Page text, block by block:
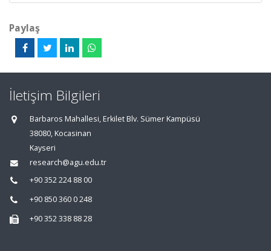
Paylaş
İletişim Bilgileri
Barbaros Mahallesi, Erkilet Blv. Sümer Kampüsü
38080, Kocasinan
Kayseri
research@agu.edu.tr
+90 352 224 88 00
+90 850 360 0 248
+90 352 338 88 28